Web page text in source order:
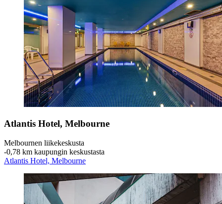
Atlantis Hotel, Melbourne
Melbournen liikekeskusta
‐0,78 km kaupungin keskustasta
Atlantis Hotel, Melbourne